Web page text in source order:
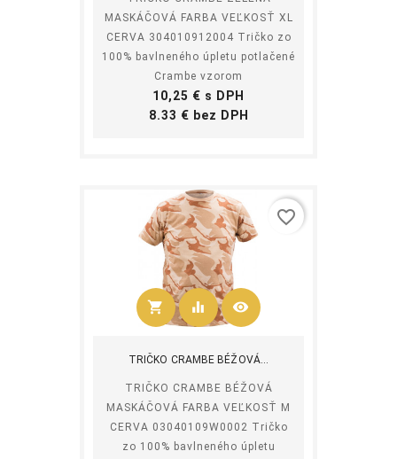
MASKÁČOVÁ FARBA VEĽKOSŤ XL
CERVA 304010912004 Tričko zo
100% bavlneného úpletu potlačené
Crambe vzorom
Cena
10,25 € s DPH
8.33 € bez DPH
shopping_cart
Kúpiť
equalizer visibility
TRIČKO CRAMBE BÉŽOVÁ...
TRIČKO CRAMBE BÉŽOVÁ
MASKÁČOVÁ FARBA VEĽKOSŤ M
CERVA 03040109W0002 Tričko
zo 100% bavlneného úpletu
favorite_border